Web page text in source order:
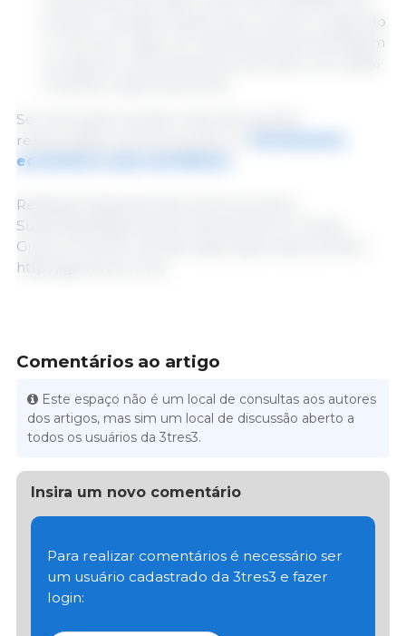
entanto, Canadá e Brasil, que ocupam o segundo
e o terceiro lugar em importância, apresentaram
Se você quiser acessar mais informações
relacionadas, inscreva-se aqui no
econômico suíno do México
Redação Departamento de Economia e
Sustentabilidade da 333 Latinoamérica | Fonte:
Grupo Consultor de Mercados Agrícolas (GCMA) |
https://gcma.com.mx/
Comentários ao artigo
Este espaço não é um local de consultas aos autores
dos artigos, mas sim um local de discussão aberto a
todos os usuários da 3tres3.
Insira um novo comentário
Para realizar comentários é necessário ser
um usuário cadastrado da 3tres3 e fazer
login: